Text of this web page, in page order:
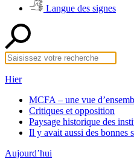
Langue des signes
Hier
MCFA – une vue
Critiques et opposition
Paysage historique des
Il y avait aussi des bonnes
Aujourd’hui